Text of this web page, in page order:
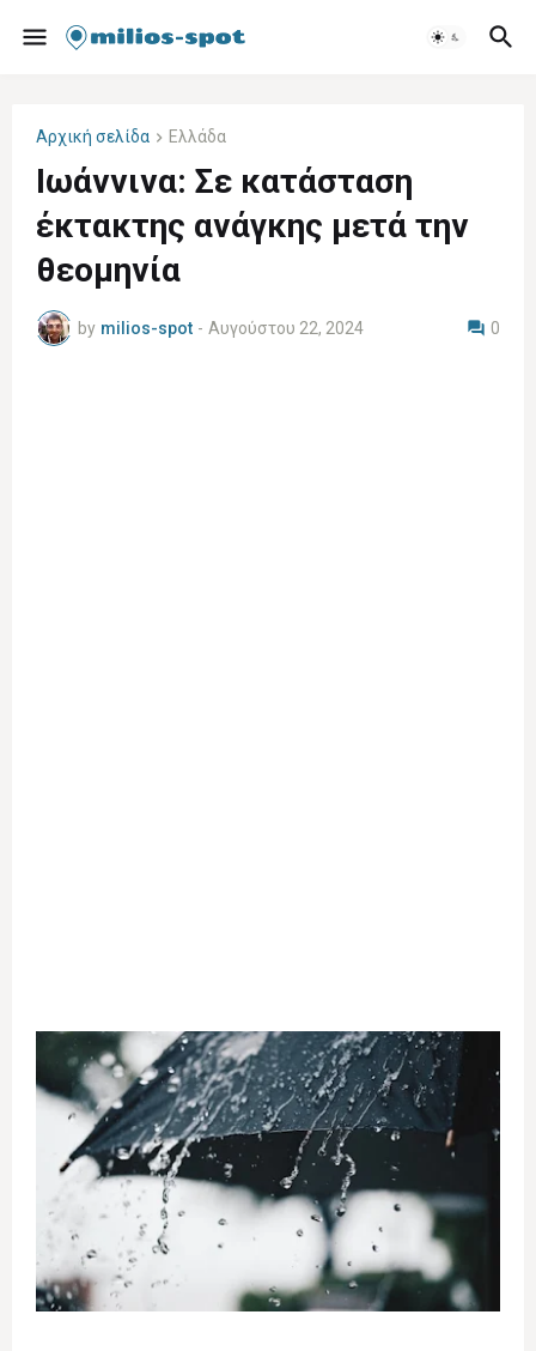
Αρχική σελίδα Ελλάδα
Ιωάννινα: Σε κατάσταση
έκτακτης ανάγκης μετά την
θεομηνία
by milios-spot - Αυγούστου 22, 2024 0